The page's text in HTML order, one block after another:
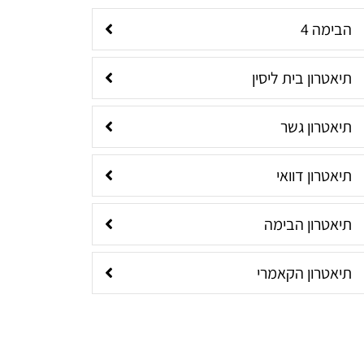
הבימה 4
תיאטרון בית ליסין
תיאטרון גשר
תיאטרון דוואי
תיאטרון הבימה
תיאטרון הקאמרי